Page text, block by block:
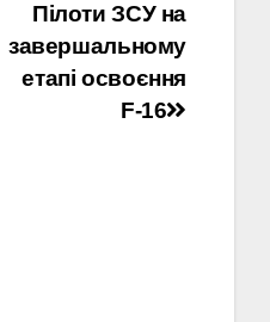
Пілоти ЗСУ на
завершальному
етапі освоєння
F-16